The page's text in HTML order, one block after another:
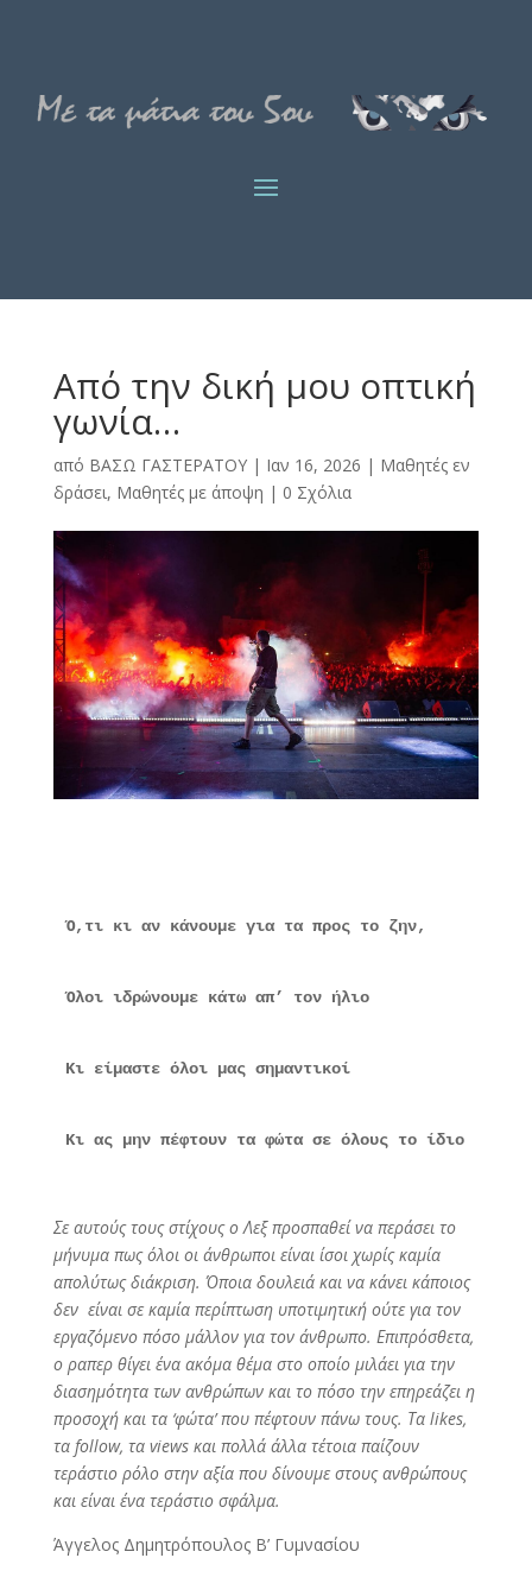
Από την δική μου οπτική
γωνία…
από ΒΑΣΩ ΓΑΣΤΕΡΑΤΟΥ| Ιαν 16, 2026 | Μαθητές εν
δράσει, Μαθητές με άποψη | 0 Σχόλια
Ό,τι κι αν κάνουμε για τα προς το ζην,
Όλοι ιδρώνουμε κάτω απ’ τον ήλιο
Κι είμαστε όλοι μας σημαντικοί
Κι ας μην πέφτουν τα φώτα σε όλους το ίδιο
Σε αυτούς τους στίχους ο Λεξ προσπαθεί να περάσει το
μήνυμα πως όλοι οι άνθρωποι είναι ίσοι χωρίς καμία
απολύτως διάκριση. Όποια δουλειά και να κάνει κάποιος
δεν είναι σε καμία περίπτωση υποτιμητική ούτε για τον
εργαζόμενο πόσο μάλλον για τον άνθρωπο. Επιπρόσθετα,
ο ραπερ θίγει ένα ακόμα θέμα στο οποίο μιλάει για την
διασημότητα των ανθρώπων και το πόσο την επηρεάζει η
προσοχή και τα ‘φώτα’ που πέφτουν πάνω τους. Τα likes,
τα follow, τα views και πολλά άλλα τέτοια παίζουν
τεράστιο ρόλο στην αξία που δίνουμε στους ανθρώπους
και είναι ένα τεράστιο σφάλμα.
Άγγελος Δημητρόπουλος Β’ Γυμνασίου